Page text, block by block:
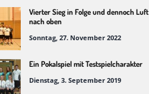
Vierter Sieg in Folge und dennoch Luft
nach oben
Sonntag, 27. November 2022
Ein Pokalspiel mit Testspielcharakter
Dienstag, 3. September 2019